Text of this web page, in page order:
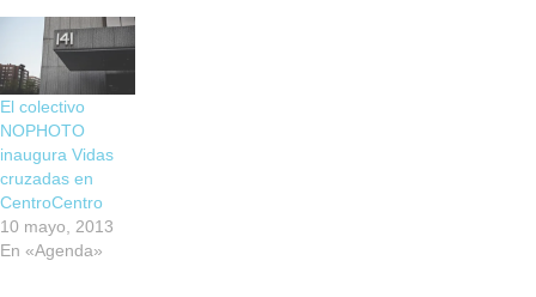
El colectivo
NOPHOTO
inaugura Vidas
cruzadas en
CentroCentro
10 mayo, 2013
En «Agenda»